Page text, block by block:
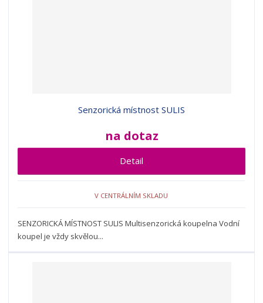
Senzorická místnost SULIS
na dotaz
Detail
V CENTRÁLNÍM SKLADU
SENZORICKÁ MÍSTNOST SULIS Multisenzorická koupelna Vodní
koupel je vždy skvělou...